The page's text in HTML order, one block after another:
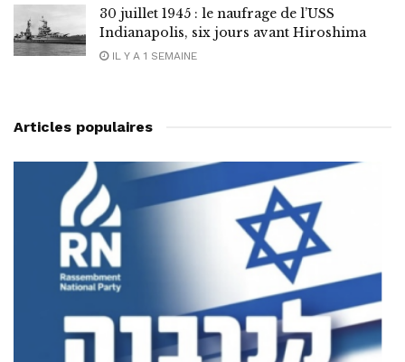
30 juillet 1945 : le naufrage de l’USS
Indianapolis, six jours avant Hiroshima
IL Y A 1 SEMAINE
Articles populaires